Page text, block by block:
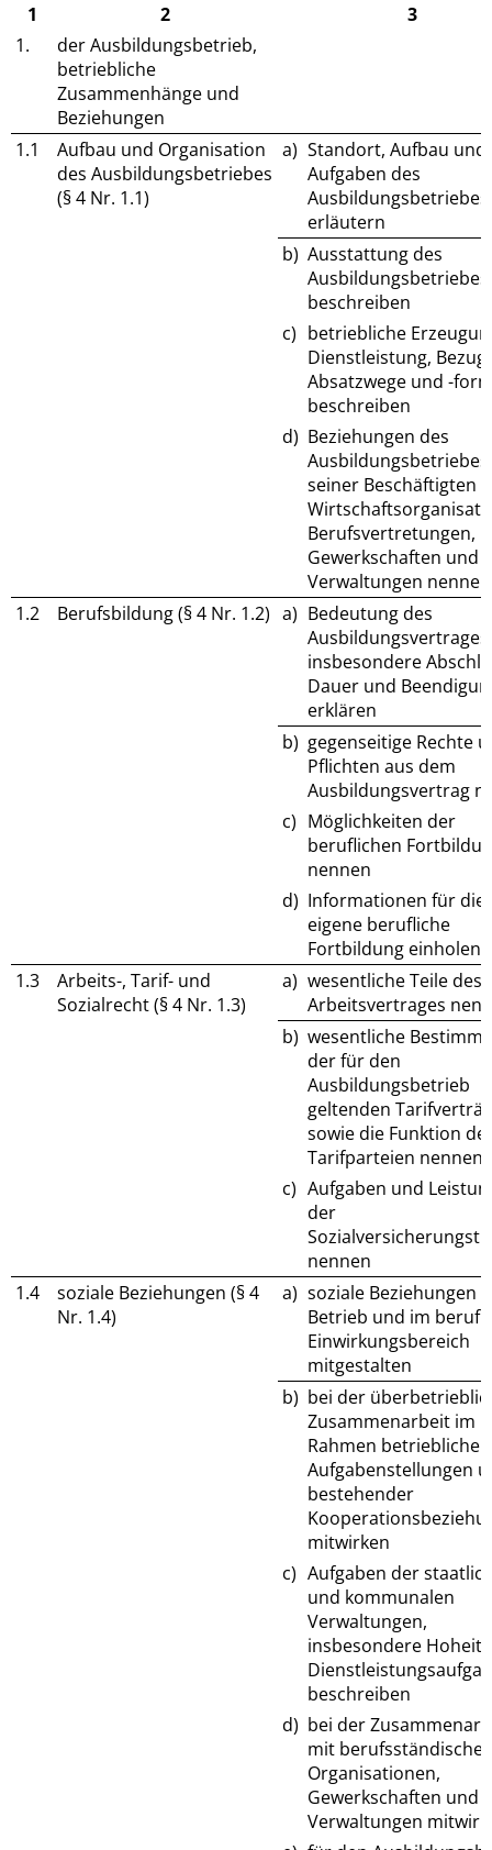
1
2
3
1.
der Ausbildungsbetrieb,
betriebliche
Zusammenhänge und
Beziehungen
1.1
Aufbau und Organisation
des Ausbildungsbetriebes
(§ 4 Nr. 1.1)
a) Standort, Aufbau und
Aufgaben des
Ausbildungsbetriebes
erläutern
b) Ausstattung des
Ausbildungsbetriebes
beschreiben
c) betriebliche
Dienstleistung,
Absatzwege und -
beschreiben
d) Beziehungen des
seiner Beschäftigten
Berufsvertretungen,
Gewerkschaften und
Verwaltungen nennen
1.2
Berufsbildung (§ 4 Nr. 1.2) a) Bedeutung des
Ausbildungsvertrages,
insbesondere
Dauer und
erklären
b) gegenseitige Rechte
Pflichten aus dem
Ausbildungsvertrag
c) Möglichkeiten der
beruflichen
nennen
d) Informationen für die
eigene berufliche
Fortbildung einholen
1.3
Arbeits-, Tarif- und
Sozialrecht (§ 4 Nr. 1.3)
a) wesentliche Teile des
Arbeitsvertrages
b) wesentliche
der für den
Ausbildungsbetrieb
geltenden
sowie die Funktion
Tarifparteien nennen
c) Aufgaben und
der
nennen
1.4
soziale Beziehungen (§ 4
Nr. 1.4)
a) soziale Beziehungen
Betrieb und im
Einwirkungsbereich
mitgestalten
b) bei der
Zusammenarbeit im
Rahmen betrieblicher
Aufgabenstellungen
bestehender
mitwirken
c) Aufgaben der
und kommunalen
Verwaltungen,
insbesondere
beschreiben
d) bei der
mit
Organisationen,
Gewerkschaften und
Verwaltungen